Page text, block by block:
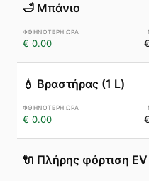
🛁 Μπάνιο
€ 0.00
💧 Βραστήρας (1 L)
€ 0.00
🔌 Πλήρης φόρτιση EV